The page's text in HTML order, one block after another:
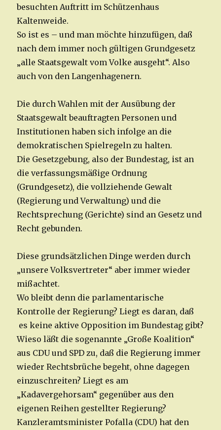
besuchten Auftritt im Schützenhaus
Kaltenweide.
So ist es – und man möchte hinzufügen, daß
nach dem immer noch gültigen Grundgesetz
„alle Staatsgewalt vom Volke ausgeht“. Also
auch von den Langenhagenern.
Die durch Wahlen mit der Ausübung der
Staatsgewalt beauftragten Personen und
Institutionen haben sich infolge an die
demokratischen Spielregeln zu halten.
Die Gesetzgebung, also der Bundestag, ist an
die verfassungsmäßige Ordnung
(Grundgesetz), die vollziehende Gewalt
(Regierung und Verwaltung) und die
Rechtsprechung (Gerichte) sind an Gesetz und
Recht gebunden.
Diese grundsätzlichen Dinge werden durch
„unsere Volksvertreter“ aber immer wieder
mißachtet.
Wo bleibt denn die parlamentarische
Kontrolle der Regierung? Liegt es daran, daß
es keine aktive Opposition im Bundestag gibt?
Wieso läßt die sogenannte „Große Koalition“
aus CDU und SPD zu, daß die Regierung immer
wieder Rechtsbrüche begeht, ohne dagegen
einzuschreiten? Liegt es am
„Kadavergehorsam“ gegenüber aus den
eigenen Reihen gestellter Regierung?
Kanzleramtsminister Pofalla (CDU) hat den